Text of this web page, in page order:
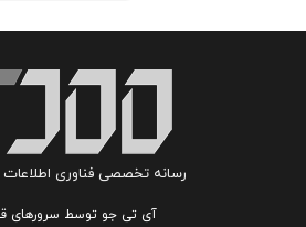
رسانه تخصصی فناوری اطلاعات
آی تی جو توسط سرورهای